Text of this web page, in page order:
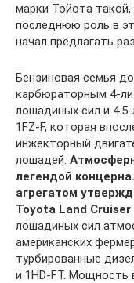
марки Тойота
последнюю роль в
начал предлагать
Бензиновая семья
карбюраторным 4-
лошадиных сил и
1FZ-F, которая
инжекторный
лошадей.
легендой
агрегатом
Toyota Land
лошадиных сил
американских
турбированные
и 1HD-FT. Мощность